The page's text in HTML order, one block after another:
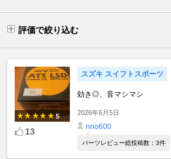
評価で絞り込む
5
13
スズキ スイフトスポーツ
効き◎、音マシマシ
2026年6月5日
nno600
パーツレビュー総投稿数：3件